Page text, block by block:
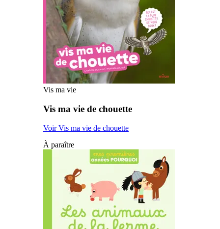
Vis ma vie
Vis ma vie de chouette
Voir Vis ma vie de chouette
À paraître